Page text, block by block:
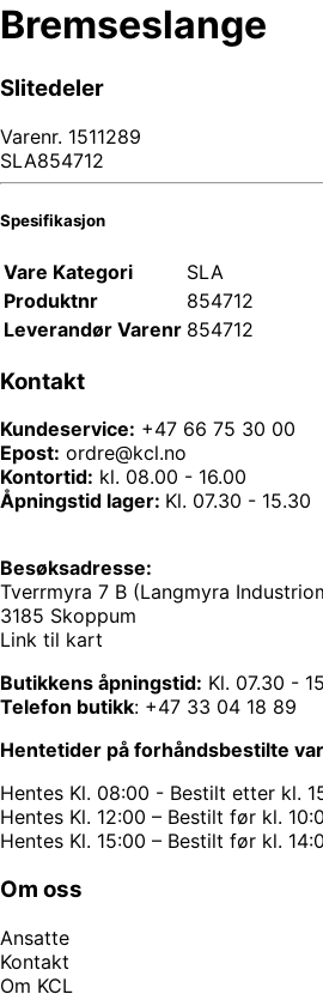
Bremseslange
Slitedeler
Varenr. 1511289
SLA854712
Spesifikasjon
Vare Kategori
SLA
Produktnr
854712
Leverandør Varenr 854712
Kontakt
Kundeservice: +47 66 75 30 00
Epost: ordre@kcl.no
Kontortid: kl. 08.00 - 16.00
Åpningstid lager: Kl. 07.30 - 15.30
Besøksadresse:
Tverrmyra 7 B (Langmyra
3185 Skoppum
Link til kart
Butikkens åpningstid: Kl. 07.30 -
Telefon butikk: +47 33 04 18 89
Hentetider på forhåndsbestilte
Hentes Kl. 08:00 - Bestilt etter kl.
Hentes Kl. 12:00 – Bestilt før kl.
Hentes Kl. 15:00 – Bestilt før kl.
Om oss
Ansatte
Kontakt
Om KCL